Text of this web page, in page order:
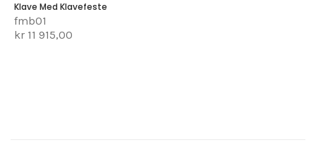
Klave Med Klavefeste
fmb01
kr 11 915,00